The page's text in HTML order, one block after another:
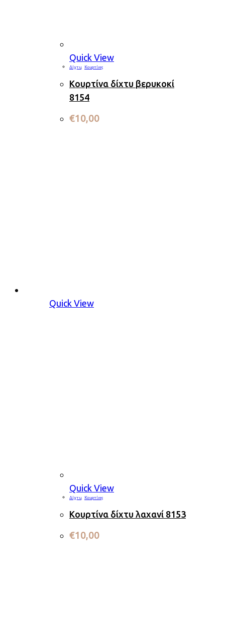
Quick View
Δίχτυ Κουρτίνες
Κουρτίνα δίχτυ βερυκοκί
8154
€10,00
Quick View
Quick View
Δίχτυ Κουρτίνες
Κουρτίνα δίχτυ λαχανί 8153
€10,00